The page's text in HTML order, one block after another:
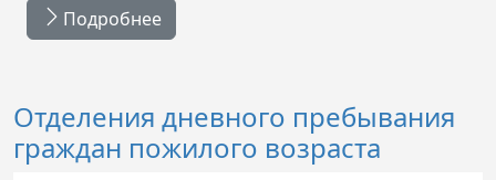
Подробнее
Отделения дневного пребывания
граждан пожилого возраста